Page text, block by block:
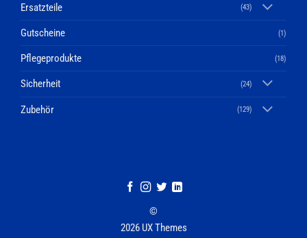
Ersatzteile (43)
Gutscheine (1)
Pflegeprodukte (18)
Sicherheit (24)
Zubehör (129)
©
2026 UX Themes